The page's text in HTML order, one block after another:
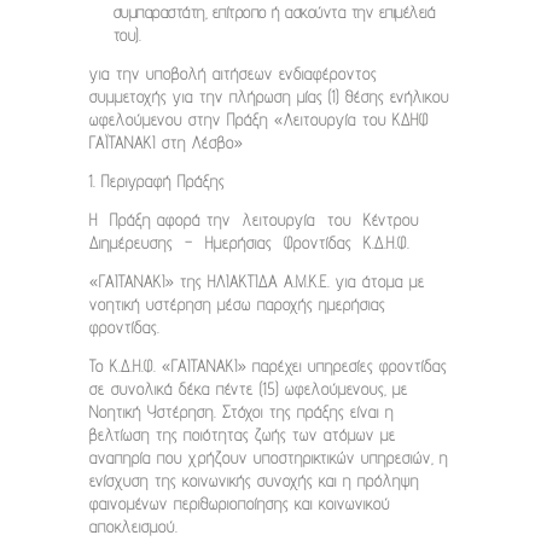
συμπαραστάτη, επίτροπο ή ασκούντα την επιμέλειά
του).
για την υποβολή αιτήσεων ενδιαφέροντος
συμμετοχής για την πλήρωση μίας (1) θέσης ενήλικου
ωφελούμενου στην Πράξη «Λειτουργία του ΚΔΗΦ
ΓΑΪΤΑΝΑΚΙ στη Λέσβο»
1. Περιγραφή Πράξης
Η Πράξη αφορά την λειτουργία του Κέντρου
Διημέρευσης – Ημερήσιας Φροντίδας Κ.Δ.Η.Φ.
«ΓΑΙΤΑΝΑΚΙ» της ΗΛΙΑΚΤΙΔΑ Α.Μ.Κ.Ε. για άτομα με
νοητική υστέρηση μέσω παροχής ημερήσιας
φροντίδας.
Το Κ.Δ.Η.Φ. «ΓΑΙΤΑΝΑΚΙ» παρέχει υπηρεσίες φροντίδας
σε συνολικά δέκα πέντε (15) ωφελούμενους , με
Νοητική Υστέρηση . Στόχοι της πράξης είναι η
βελτίωση της ποιότητας ζωής των ατόμων με
αναπηρία που χρήζουν υποστηρικτικών υπηρεσιών, η
ενίσχυση της κοινωνικής συνοχής και η πρόληψη
φαινομένων περιθωριοποίησης και κοινωνικού
αποκλεισμού.